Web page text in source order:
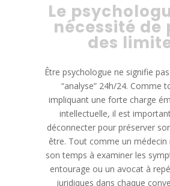
Le
nécessité de
des
Être psychologue ne signifie
“analyse” 24h/24. Comme
impliquant une forte charge
intellectuelle, il est
déconnecter pour préserver
être. Tout comme un médecin
son temps à examiner les
entourage ou un avocat à
juridiques dans chaque